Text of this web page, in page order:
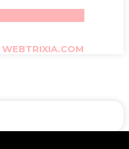
WEBTRIXIA.COM